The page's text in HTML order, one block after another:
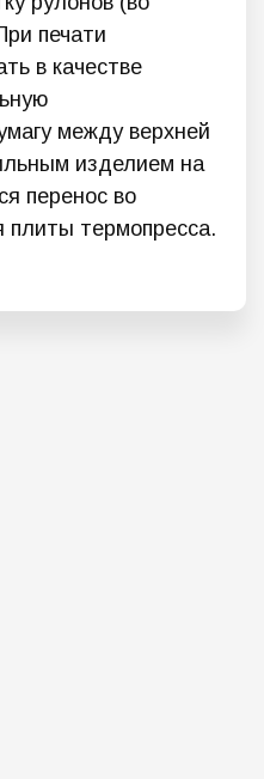
печати
в качестве
между верхней
изделием на
перенос во
плиты термопресса.